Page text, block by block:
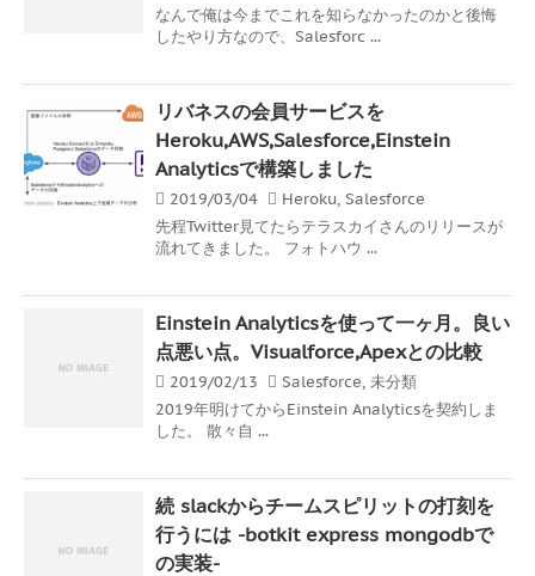
なんで俺は今までこれを知らなかったのかと後悔
したやり方なので、Salesforc ...
リバネスの会員サービスを
Heroku,AWS,Salesforce,Einstein
Analyticsで構築しました
2019/03/04 Heroku, Salesforce
先程Twitter見てたらテラスカイさんのリリースが
流れてきました。 フォトハウ ...
Einstein Analyticsを使って一ヶ月。良い
点悪い点。Visualforce,Apexとの比較
2019/02/13 Salesforce, 未分類
2019年明けてからEinstein Analyticsを契約しま
した。 散々自 ...
続 slackからチームスピリットの打刻を
行うには -botkit express mongodbで
の実装-